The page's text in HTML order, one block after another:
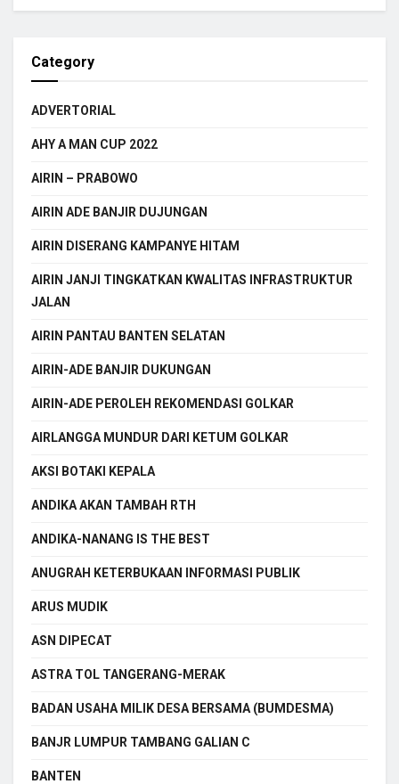
Category
ADVERTORIAL
AHY A MAN CUP 2022
AIRIN – PRABOWO
AIRIN ADE BANJIR DUJUNGAN
AIRIN DISERANG KAMPANYE HITAM
AIRIN JANJI TINGKATKAN KWALITAS INFRASTRUKTUR
JALAN
AIRIN PANTAU BANTEN SELATAN
AIRIN-ADE BANJIR DUKUNGAN
AIRIN-ADE PEROLEH REKOMENDASI GOLKAR
AIRLANGGA MUNDUR DARI KETUM GOLKAR
AKSI BOTAKI KEPALA
ANDIKA AKAN TAMBAH RTH
ANDIKA-NANANG IS THE BEST
ANUGRAH KETERBUKAAN INFORMASI PUBLIK
ARUS MUDIK
ASN DIPECAT
ASTRA TOL TANGERANG-MERAK
BADAN USAHA MILIK DESA BERSAMA (BUMDESMA)
BANJR LUMPUR TAMBANG GALIAN C
BANTEN